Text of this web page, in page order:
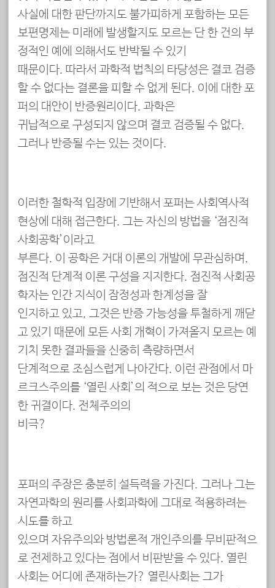
사실에 대한 판단까지도 불가피하게 포함하는 모든
보편명제는 미래에 발생할지도 모르는 단 한 건의 부
정적인 예에 의해서도 반박될 수 있기
때문이다. 따라서 과학적 법칙의 타당성은 결코 검증
할 수 없다는 결론을 피할 수 없게 된다. 이에 대한 포
퍼의 대안이 반증원리이다. 과학은
귀납적으로 구성되지 않으며 결코 검증될 수 없다.
그러나 반증될 수는 있는 것이다.
이러한 철학적 입장에 기반해서 포퍼는 사회역사적
현상에 대해 접근한다. 그는 자신의 방법을 ‘점진적
사회공학’이라고
부른다. 이 공학은 거대 이론의 개발에 무관심하며,
점진적 단계적 이론 구성을 지지한다. 점진적 사회공
학자는 인간 지식이 잠정성과 한계성을 잘
인지하고 있고, 그것은 반증 가능성을 투철하게 깨닫
고 있기 때문에 모든 사회 개혁이 가져올지 모르는 예
기치 못한 결과들을 신중히 측량하면서
단계적으로 조심스럽게 나아간다. 이런 관점에서 마
르크스주의를 ‘열린 사회’의 적으로 보는 것은 당연
한 귀결이다. 전체주의의
비극?
포퍼의 주장은 충분히 설득력을 가진다. 그러나 그는
자연과학의 원리를 사회과학에 그대로 적용하려는
시도를 하고
있으며 자유주의와 방법론적 개인주의를 무비판적으
로 전제하고 있다는 점에서 비판받을 수 있다. 열린
사회는 어디에 존재하는가? 열린사회는 그가